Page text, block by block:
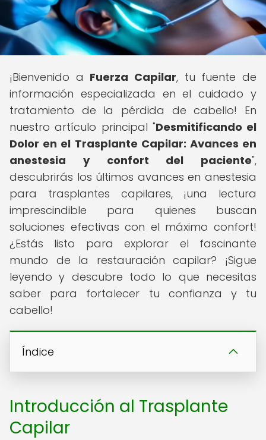
¡Bienvenido a Fuerza Capilar, tu fuente de
información especializada en el cuidado y
tratamiento de la pérdida de cabello! En
nuestro artículo principal "Desmitificando el
Dolor en el Trasplante Capilar: Avances en
anestesia y confort del paciente",
descubrirás los últimos avances en anestesia
para trasplantes capilares, ¡una lectura
imprescindible para quienes buscan
soluciones efectivas con el máximo confort!
¿Estás listo para explorar el fascinante
mundo de la restauración capilar? ¡Sigue
leyendo y descubre todo lo que necesitas
saber para fortalecer tu confianza y tu
cabello!
Índice
Introducción al Trasplante
Capilar